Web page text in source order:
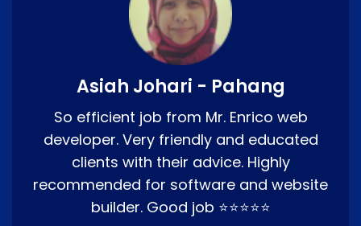
Asiah Johari - Pahang
So efficient job from Mr. Enrico web
developer. Very friendly and educated
clients with their advice. Highly
recommended for software and website
builder. Good job ⭐⭐⭐⭐⭐